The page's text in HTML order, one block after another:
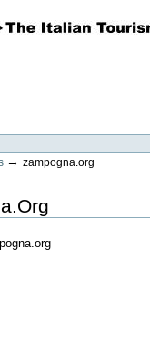
→ zampogna.org